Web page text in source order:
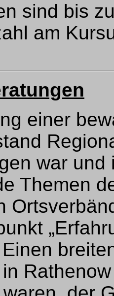
sind bis
am
einer
war
Themen